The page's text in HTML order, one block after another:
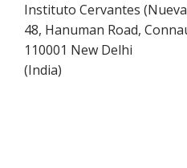
Instituto Cervantes
48, Hanuman Road,
110001 New Delhi
(India)